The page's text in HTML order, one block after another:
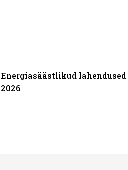
Energiasäästlikud lahendused
2026